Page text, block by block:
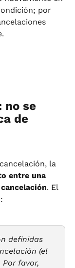
por
no se
de
la
entre una
. El
definidas
(el
favor,